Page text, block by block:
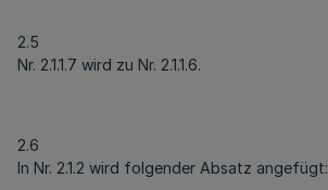
2.5
Nr. 2.1.1.7 wird zu Nr. 2.1.1.6.
2.6
In Nr. 2.1.2 wird folgender Absatz angefügt: